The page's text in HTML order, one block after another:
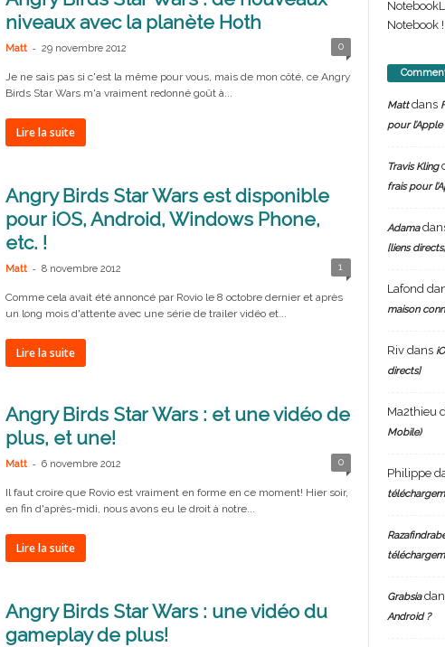
niveaux avec la planète Hoth
Matt - 29 novembre 2012 0
Je ne sais pas si c'est la même pour vous, mais de mon côté, ce Angry
Birds Star Wars m'a vraiment redonné goût à...
Lire la suite
Angry Birds Star Wars est disponible
pour iOS, Android, Windows Phone,
etc. !
Matt - 8 novembre 2012 1
Comme cela avait été annoncé par Rovio le 8 octobre dernier et après
un long mois d'attente avec une série de trailer vidéo et...
Lire la suite
Angry Birds Star Wars : et une vidéo de
plus, et une!
Matt - 6 novembre 2012 0
Il faut croire que Rovio est vraiment en forme en ce moment! Hier soir,
en fin d'après-midi, nous avons eu le droit à notre...
Lire la suite
Angry Birds Star Wars : une vidéo du
gameplay de plus!
Notebook !
Mattdans
pour
Travis Kling
frais pour
Adama
[liens directs]
Lafond
maison
Rivdans
directs]
Ma2thieu
Mobile)
Philippe
Grabsia
Android ?